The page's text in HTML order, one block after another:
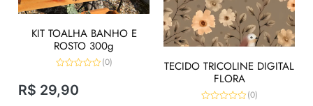
KIT TOALHA BANHO E
ROSTO 300g
de
5
(0)
R$ 29,90
TECIDO TRICOLINE DIGITAL
FLORA
(0)